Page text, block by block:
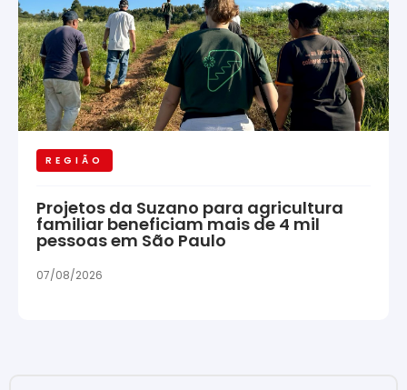
REGIÃO
Projetos da Suzano para agricultura
familiar beneficiam mais de 4 mil
pessoas em São Paulo
07/08/2026